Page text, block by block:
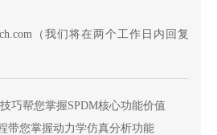
（我们将在两个工作日内回复
巧帮您掌握SPDM核心功能价值
带您掌握动力学仿真分析功能